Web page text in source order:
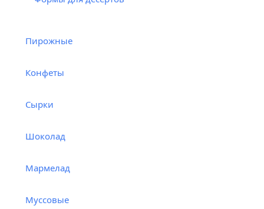
Пирожные
Конфеты
Сырки
Шоколад
Мармелад
Муссовые